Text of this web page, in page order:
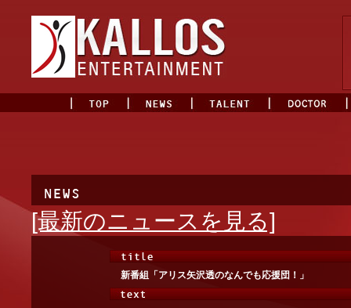
[最新のニュースを見る]
新番組「アリス矢沢透のなんでも応援団！」